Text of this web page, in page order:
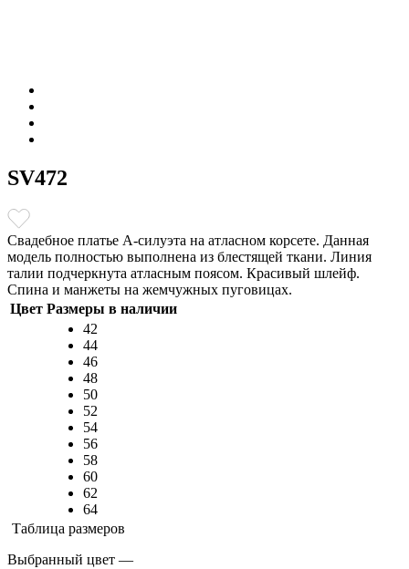
SV472
Свадебное платье А-силуэта на атласном корсете. Данная
модель полностью выполнена из блестящей ткани. Линия
талии подчеркнута атласным поясом. Красивый шлейф.
Спина и манжеты на жемчужных пуговицах.
Цвет Размеры в наличии
42
44
46
48
50
52
54
56
58
60
62
64
Таблица размеров
Выбранный цвет —